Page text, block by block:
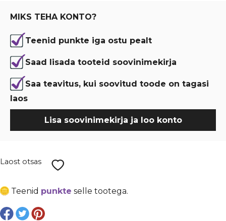
€ 11,90.
€ 8,93.
MIKS TEHA KONTO?
Teenid punkte iga ostu pealt
Saad lisada tooteid soovinimekirja
Saa teavitus, kui soovitud toode on tagasi
laos
Lisa soovinimekirja ja loo konto
Laost otsas
Teenid punkte selle tootega.